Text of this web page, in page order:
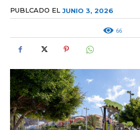
PUBLCADO EL JUNIO 3, 2026
66